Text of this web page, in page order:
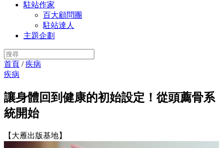
駐站作家
百大顧問團
駐站達人
主題企劃
首頁 /疾病
疾病
讓身體回到健康的初始設定！從頭薦骨系
統開始
【大雁出版基地】